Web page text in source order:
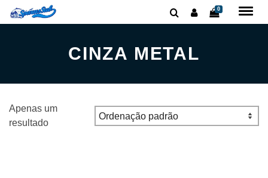
0
CINZA METAL
Apenas um
resultado